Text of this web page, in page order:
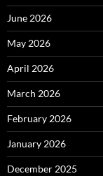
June 2026
May 2026
April 2026
March 2026
February 2026
January 2026
December 2025